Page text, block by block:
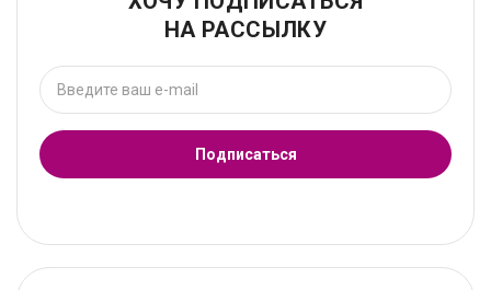
НА РАССЫЛКУ
Подписаться